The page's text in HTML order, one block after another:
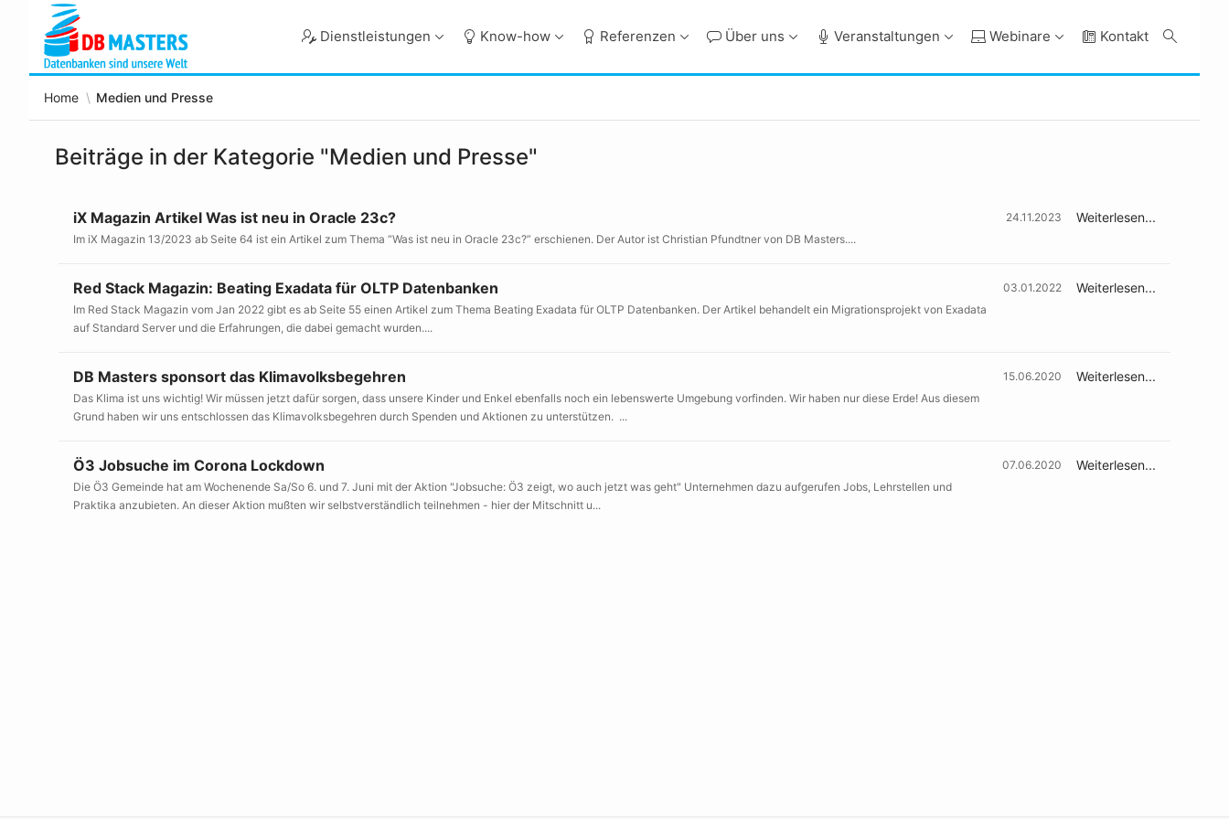
Content
Dienstleistungen Know-how Referenzen Über uns Veranstaltungen Webinare Kontakt
Home Medien und Presse
Beiträge in der Kategorie "Medien und Presse"
iX Magazin Artikel Was ist neu in Oracle 23c?
Im iX Magazin 13/2023 ab Seite 64 ist ein Artikel zum Thema “Was ist neu in Oracle 23c?” erschienen. Der Autor ist Christian Pfundtner von DB Masters....
24.11.2023 Weiterlesen...
Red Stack Magazin: Beating Exadata für OLTP Datenbanken
Im Red Stack Magazin vom Jan 2022 gibt es ab Seite 55 einen Artikel zum Thema Beating Exadata für OLTP Datenbanken. Der Artikel behandelt ein Migrationsprojekt von Exadata
auf Standard Server und die Erfahrungen, die dabei gemacht wurden....
03.01.2022 Weiterlesen...
DB Masters sponsort das Klimavolksbegehren
Das Klima ist uns wichtig! Wir müssen jetzt dafür sorgen, dass unsere Kinder und Enkel ebenfalls noch ein lebenswerte Umgebung vorfinden. Wir haben nur diese Erde! Aus diesem
Grund haben wir uns entschlossen das Klimavolksbegehren durch Spenden und Aktionen zu unterstützen. ...
15.06.2020 Weiterlesen...
Ö3 Jobsuche im Corona Lockdown
Die Ö3 Gemeinde hat am Wochenende Sa/So 6. und 7. Juni mit der Aktion "Jobsuche: Ö3 zeigt, wo auch jetzt was geht" Unternehmen dazu aufgerufen Jobs, Lehrstellen und
Praktika anzubieten. An dieser Aktion mußten wir selbstverständlich teilnehmen - hier der Mitschnitt u...
07.06.2020 Weiterlesen...